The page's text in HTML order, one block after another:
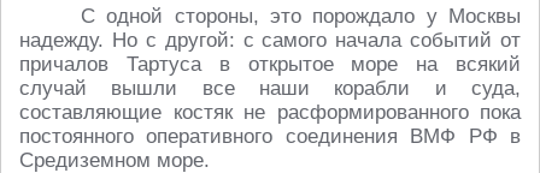
С одной стороны, это порождало у Москвы
надежду. Но с другой: с самого начала событий от
причалов Тартуса в открытое море на всякий
случай вышли все наши корабли и суда,
составляющие костяк не расформированного пока
постоянного оперативного соединения ВМФ РФ в
Средиземном море.